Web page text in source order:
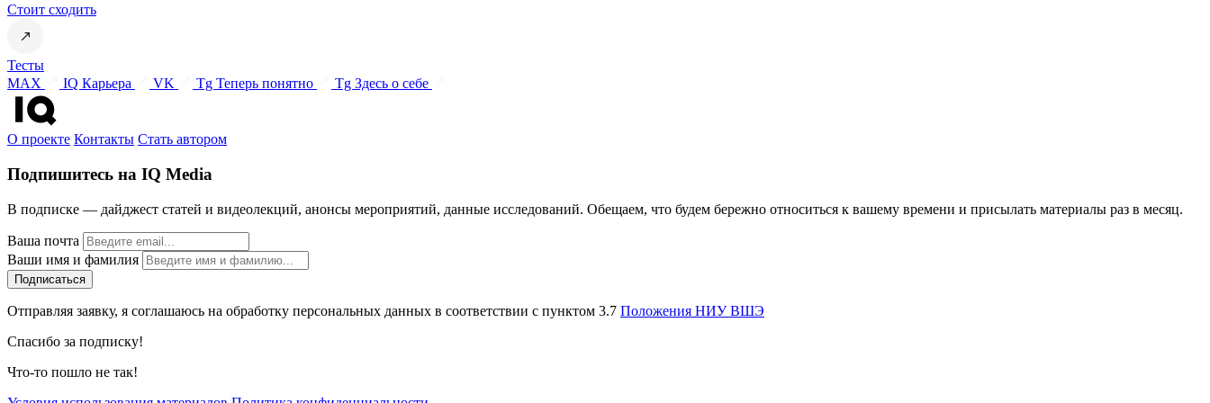
Стоит сходить
Тесты
MAX
IQ Карьера VK Tg Теперь понятно Tg Здесь о себе
О проекте Контакты Стать автором
Подпишитесь на IQ Media
В подписке — дайджест статей и видеолекций, анонсы мероприятий, данные исследований. Обещаем, что будем бережно относиться к вашему времени и присылать материалы раз в месяц.
Ваша почта
Ваши имя и фамилия
Отправляя заявку, я соглашаюсь на обработку персональных данных в соответствии с пунктом 3.7 Положения НИУ ВШЭ
Спасибо за подписку!
Что-то пошло не так!